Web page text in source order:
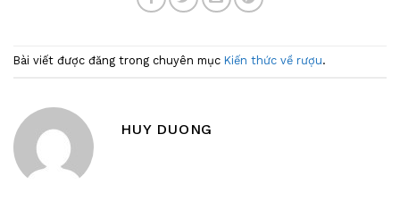
Bài viết được đăng trong chuyên mục Kiến thức về rượu.
HUY DUONG